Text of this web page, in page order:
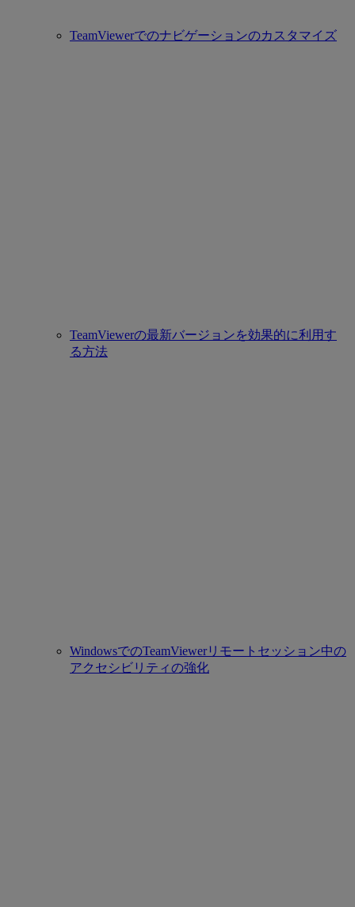
TeamViewerでのナビゲーションのカスタマイズ
TeamViewerの最新バージョンを効果的に利用す
る方法
WindowsでのTeamViewerリモートセッション中の
アクセシビリティの強化